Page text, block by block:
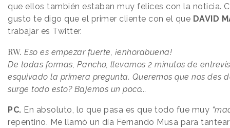
que ellos también estaban muy felices con la noticia.
gusto te digo que el primer cliente con el que DAVID
trabajar es Twitter.
RW. Eso es empezar fuerte, ¡enhorabuena!
De todas formas, Pancho, llevamos 2 minutos de
esquivado la primera pregunta. Queremos que nos des
surge todo esto? Bajemos un poco...
PC. En absoluto, lo que pasa es que todo fue muy
repentino. Me llamó un día Fernando Musa para